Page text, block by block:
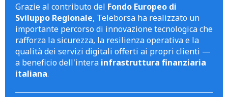
Grazie al contributo del Fondo Europeo di
Sviluppo Regionale, Teleborsa ha realizzato un
importante percorso di innovazione tecnologica che
rafforza la sicurezza, la resilienza operativa e la
qualità dei servizi digitali offerti ai propri clienti —
a beneficio dell'intera infrastruttura finanziaria
italiana.